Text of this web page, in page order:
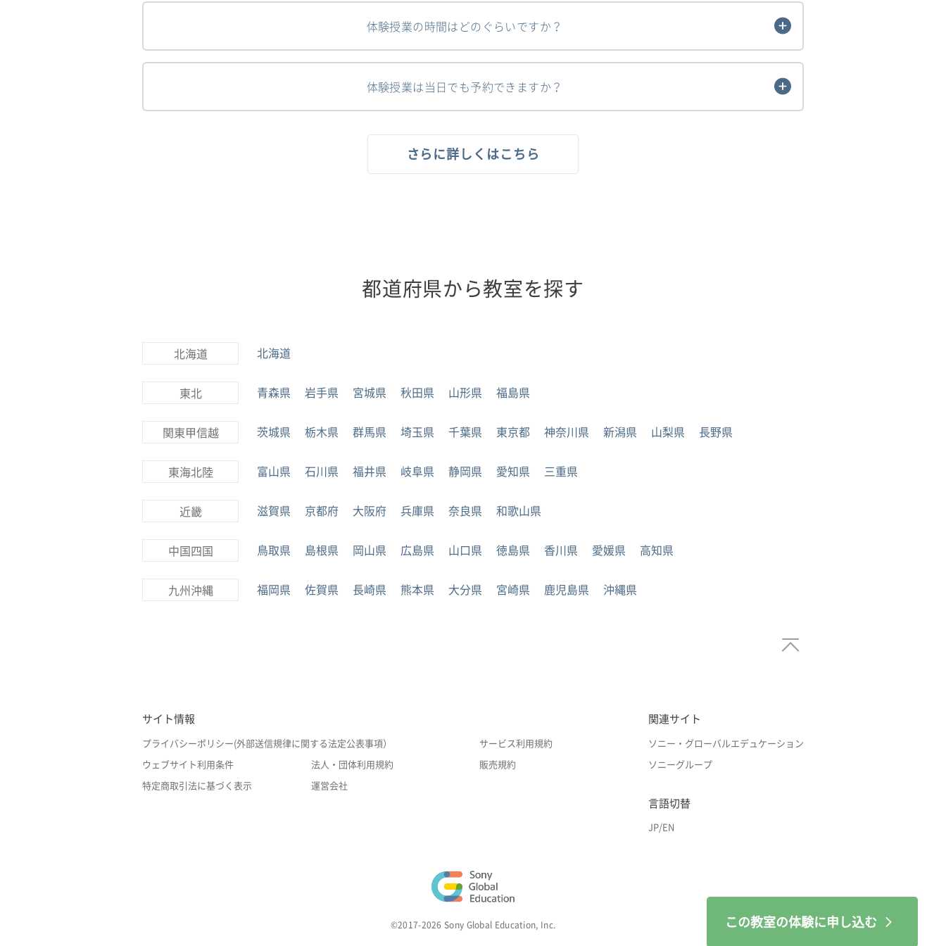
この教室の体験に申し込む
体験授業の時間はどのぐらいですか？
体験授業は当日でも予約できますか？
さらに詳しくはこちら
都道府県から教室を探す
北海道 北海道
東北 青森県 岩手県 宮城県 秋田県 山形県 福島県
関東甲信越 茨城県 栃木県 群馬県 埼玉県 千葉県 東京都 神奈川県 新潟県 山梨県 長野県
東海北陸 富山県 石川県 福井県 岐阜県 静岡県 愛知県 三重県
近畿 滋賀県 京都府 大阪府 兵庫県 奈良県 和歌山県
中国四国 鳥取県 島根県 岡山県 広島県 山口県 徳島県 香川県 愛媛県 高知県
九州沖縄 福岡県 佐賀県 長崎県 熊本県 大分県 宮崎県 鹿児島県 沖縄県
サイト情報
プライバシーポリシー(外部送信規律に関する法定公表事項） サービス利用規約
ウェブサイト利用条件 法人・団体利用規約 販売規約
特定商取引法に基づく表示 運営会社
関連サイト
ソニー・グローバルエデュケーション
ソニーグループ
言語切替
JP/EN
©2017-2026 Sony Global Education, Inc.